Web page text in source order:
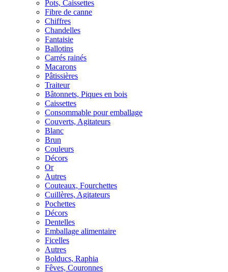
Pots, Caissettes
Fibre de canne
Chiffres
Chandelles
Fantaisie
Ballotins
Carrés rainés
Macarons
Pâtissières
Traiteur
Bâtonnets, Piques en bois
Caissettes
Consommable pour emballage
Couverts, Agitateurs
Blanc
Brun
Couleurs
Décors
Or
Autres
Couteaux, Fourchettes
Cuillères, Agitateurs
Pochettes
Décors
Dentelles
Emballage alimentaire
Ficelles
Autres
Bolducs, Raphia
Fêves, Couronnes